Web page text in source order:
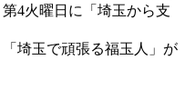
4火曜日に「埼玉から支
埼玉で頑張る福玉人」が